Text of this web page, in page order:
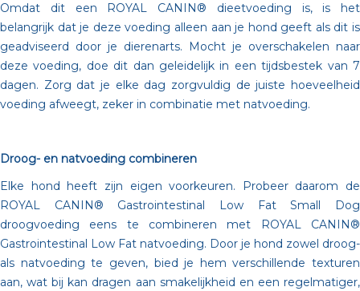
Omdat dit een ROYAL CANIN® dieetvoeding is, is het
belangrijk dat je deze voeding alleen aan je hond geeft als dit is
geadviseerd door je dierenarts. Mocht je overschakelen naar
deze voeding, doe dit dan geleidelijk in een tijdsbestek van 7
dagen. Zorg dat je elke dag zorgvuldig de juiste hoeveelheid
voeding afweegt, zeker in combinatie met natvoeding.
Droog- en natvoeding combineren
Elke hond heeft zijn eigen voorkeuren. Probeer daarom de
ROYAL CANIN® Gastrointestinal Low Fat Small Dog
droogvoeding eens te combineren met ROYAL CANIN®
Gastrointestinal Low Fat natvoeding. Door je hond zowel droog-
als natvoeding te geven, bied je hem verschillende texturen
aan, wat bij kan dragen aan smakelijkheid en een regelmatiger,